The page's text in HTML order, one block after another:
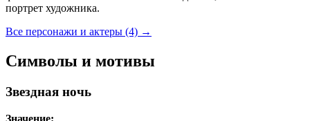
портрет художника.
Все персонажи и актеры (4) →
Символы и мотивы
Звездная ночь
Значение: